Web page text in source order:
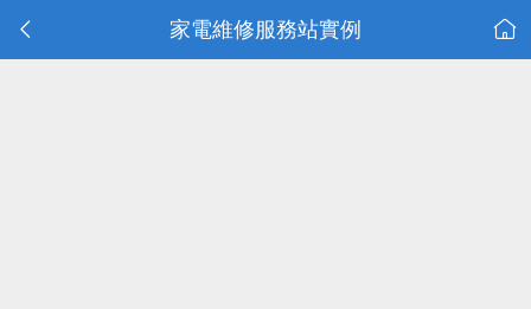
家電維修服務站實例